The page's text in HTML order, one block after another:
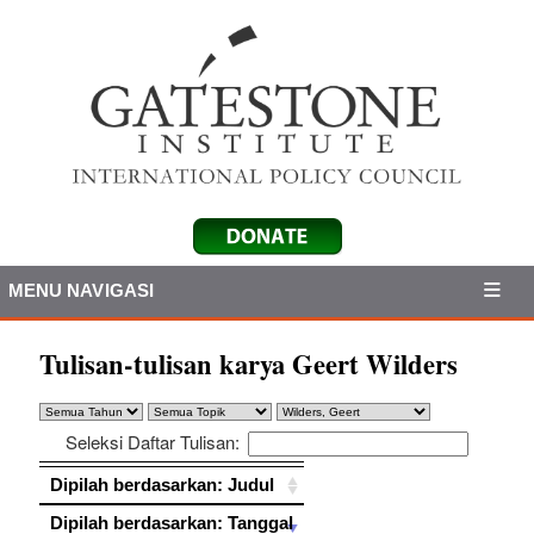
MENU NAVIGASI
Tulisan-tulisan karya Geert Wilders
Seleksi Daftar Tulisan:
Dipilah berdasarkan: Judul
Dipilah berdasarkan: Tanggal
Dipilah berdasarkan: Judul
Dipilah berdasarkan: Tanggal